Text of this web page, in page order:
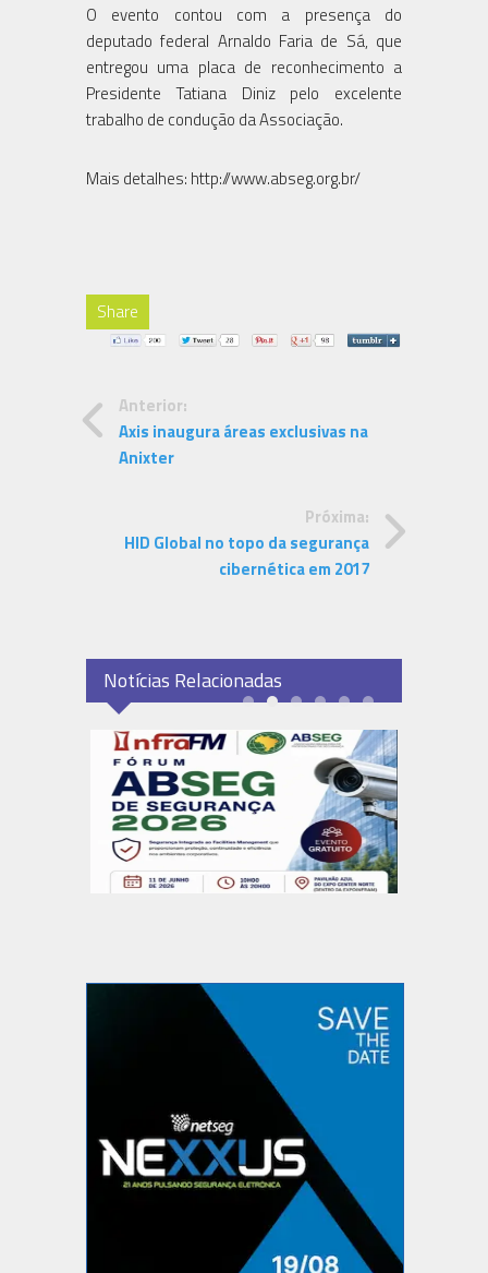
O evento contou com a presença do
deputado federal Arnaldo Faria de Sá, que
entregou uma placa de reconhecimento a
Presidente Tatiana Diniz pelo excelente
trabalho de condução da Associação.
Mais detalhes: http://www.abseg.org.br/
Share
Anterior:
Axis inaugura áreas exclusivas na
Anixter
Próxima:
HID Global no topo da segurança
cibernética em 2017
Notícias Relacionadas